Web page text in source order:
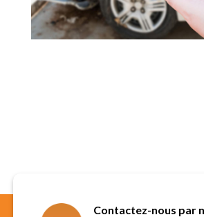
Contactez-nous par